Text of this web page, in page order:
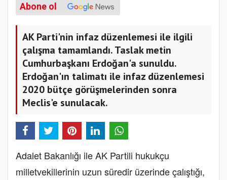
Abone ol
AK Parti'nin infaz düzenlemesi ile ilgili
çalışma tamamlandı. Taslak metin
Cumhurbaşkanı Erdoğan'a sunuldu.
Erdoğan'ın talimatı ile infaz düzenlemesi
2020 bütçe görüşmelerinden sonra
Meclis'e sunulacak.
Adalet Bakanlığı ile AK Partili hukukçu
milletvekillerinin uzun süredir üzerinde çalıştığı,